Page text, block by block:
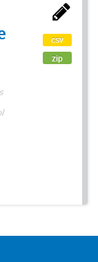
csv
zip